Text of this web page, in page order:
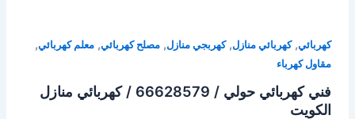
كهربائي,كهربائي منازل,كهربجي منازل, مصلح كهربائي, معلم كهربائي,
مقاول كهرباء
فني كهربائي حولي / 66628579 / كهربائي منازل
الكويت